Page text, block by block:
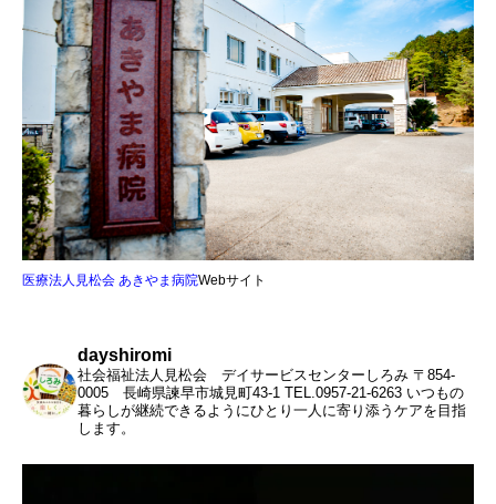
医療法人見松会 あきやま病院Webサイト
dayshiromi
社会福祉法人見松会 デイサービスセンターしろみ 〒854-
0005 長崎県諫早市城見町43-1 TEL.0957-21-6263 いつもの
暮らしが継続できるようにひとり一人に寄り添うケアを目指
します。